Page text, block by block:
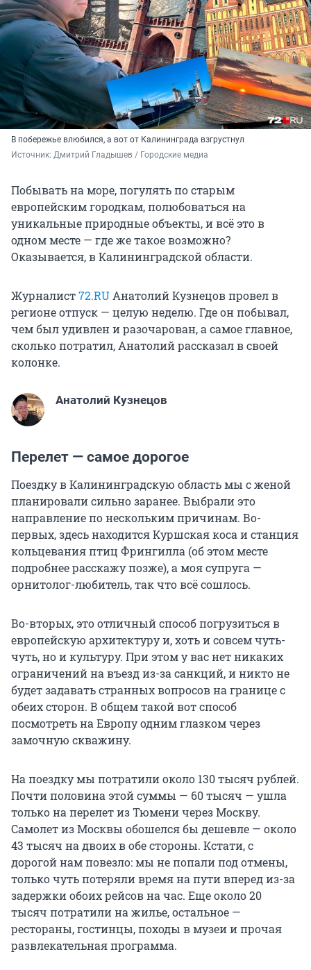
В побережье влюбился, а вот от Калининграда взгрустнул
Источник: Дмитрий Гладышев / Городские медиа
Побывать на море, погулять по старым
европейским городкам, полюбоваться на
уникальные природные объекты, и всё это в
одном месте — где же такое возможно?
Оказывается, в Калининградской области.
Журналист72.RUАнатолий Кузнецов провел в
регионе отпуск — целую неделю. Где он побывал,
чем был удивлен и разочарован, а самое главное,
сколько потратил, Анатолий рассказал в своей
колонке.
Анатолий Кузнецов
Перелет — самое дорогое
Поездку в Калининградскую область мы с женой
планировали сильно заранее. Выбрали это
направление по нескольким причинам. Во-
первых, здесь находится Куршская коса и станция
кольцевания птиц Фрингилла (об этом месте
подробнее расскажу позже), а моя супруга —
орнитолог-любитель, так что всё сошлось.
Во-вторых, это отличный способ погрузиться в
европейскую архитектуру и, хоть и совсем чуть-
чуть, но и культуру. При этом у вас нет никаких
ограничений на въезд из-за санкций, и никто не
будет задавать странных вопросов на границе с
обеих сторон. В общем такой вот способ
посмотреть на Европу одним глазком через
замочную скважину.
На поездку мы потратили около 130 тысяч рублей.
Почти половина этой суммы — 60 тысяч — ушла
только на перелет из Тюмени через Москву.
Самолет из Москвы обошелся бы дешевле — около
43 тысяч на двоих в обе стороны. Кстати, с
дорогой нам повезло: мы не попали под отмены,
только чуть потеряли время на пути вперед из-за
задержки обоих рейсов на час. Еще около 20
тысяч потратили на жилье, остальное —
рестораны, гостинцы, походы в музеи и прочая
развлекательная программа.